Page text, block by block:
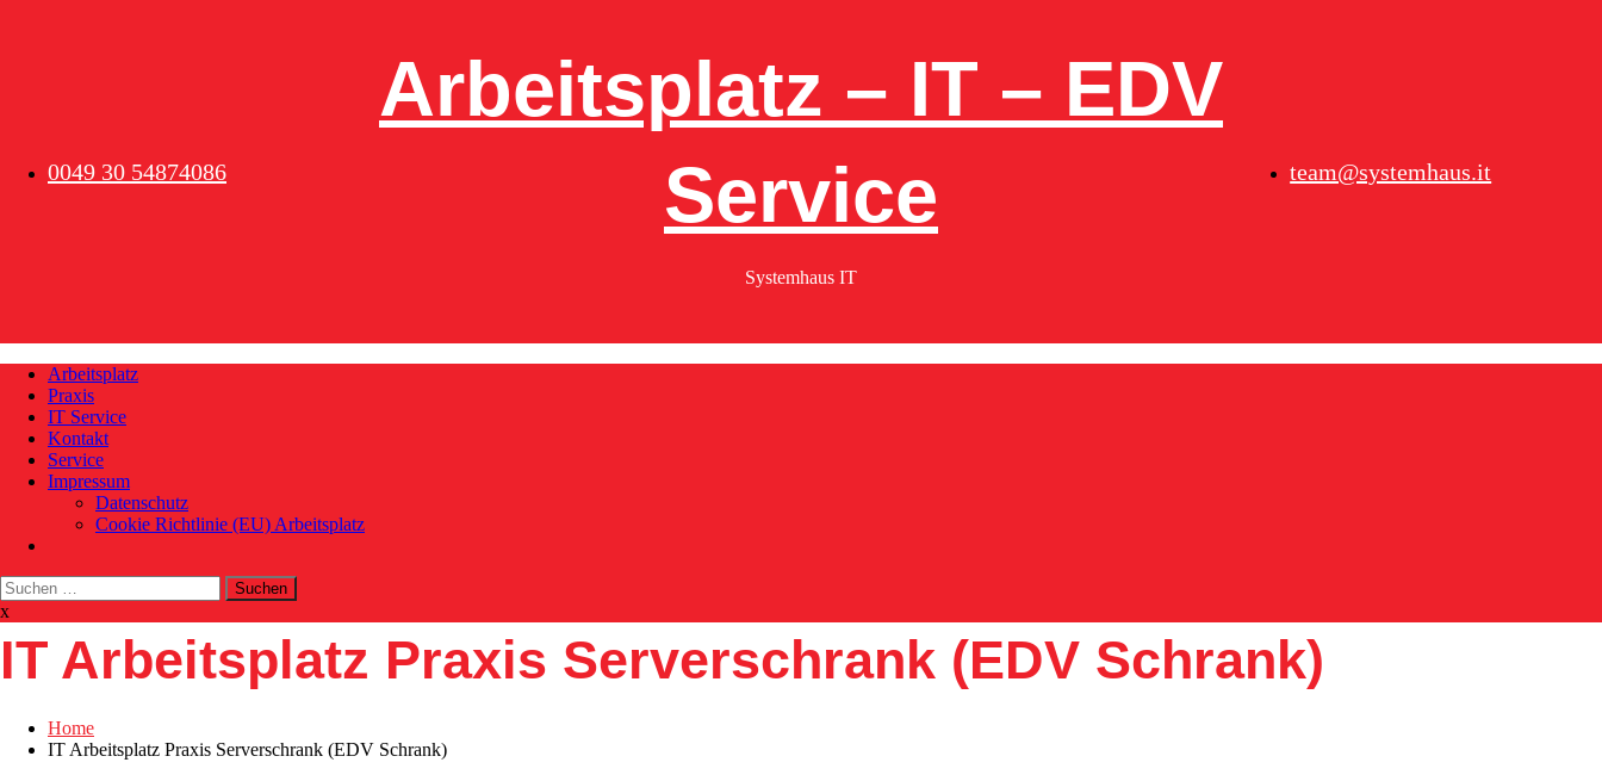
0049 30 54874086
Arbeitsplatz – IT – EDV
Service
Systemhaus IT
team@systemhaus.it
Arbeitsplatz
Praxis
IT Service
Kontakt
Service
Impressum
Datenschutz
Cookie Richtlinie (EU) Arbeitsplatz
Suchen
nach:
x
IT Arbeitsplatz Praxis Serverschrank (EDV Schrank)
Home
IT Arbeitsplatz Praxis Serverschrank (EDV Schrank)